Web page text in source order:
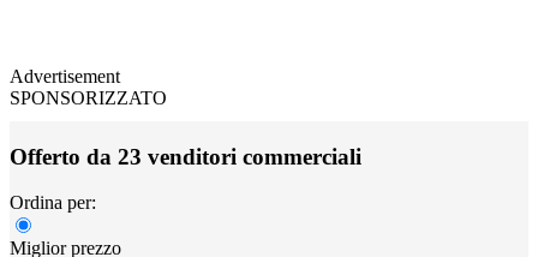
Advertisement
SPONSORIZZATO
Offerto da 23 venditori commerciali
Ordina per:
Miglior prezzo